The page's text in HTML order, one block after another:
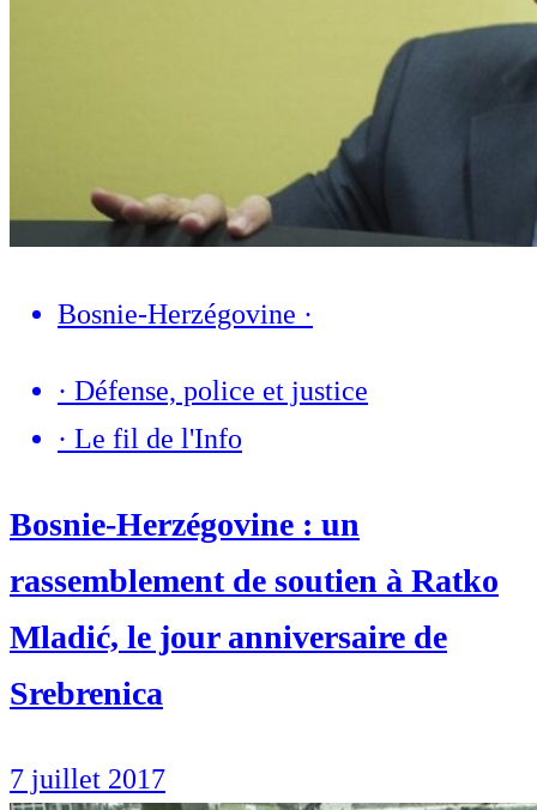
Bosnie-Herzégovine ·
· Défense, police et justice
· Le fil de l'Info
Bosnie-Herzégovine : un
rassemblement de soutien à Ratko
Mladić, le jour anniversaire de
Srebrenica
7 juillet 2017